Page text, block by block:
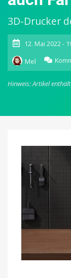
3D-Drucker
12. Mai 2022 -
Mel
Hinweis: Artikel